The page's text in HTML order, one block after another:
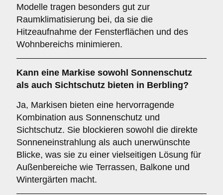
Modelle tragen besonders gut zur
Raumklimatisierung bei, da sie die
Hitzeaufnahme der Fensterflächen und des
Wohnbereichs minimieren.
Kann eine Markise sowohl Sonnenschutz
als auch Sichtschutz bieten in Berbling?
Ja, Markisen bieten eine hervorragende
Kombination aus Sonnenschutz und
Sichtschutz. Sie blockieren sowohl die direkte
Sonneneinstrahlung als auch unerwünschte
Blicke, was sie zu einer vielseitigen Lösung für
Außenbereiche wie Terrassen, Balkone und
Wintergärten macht.